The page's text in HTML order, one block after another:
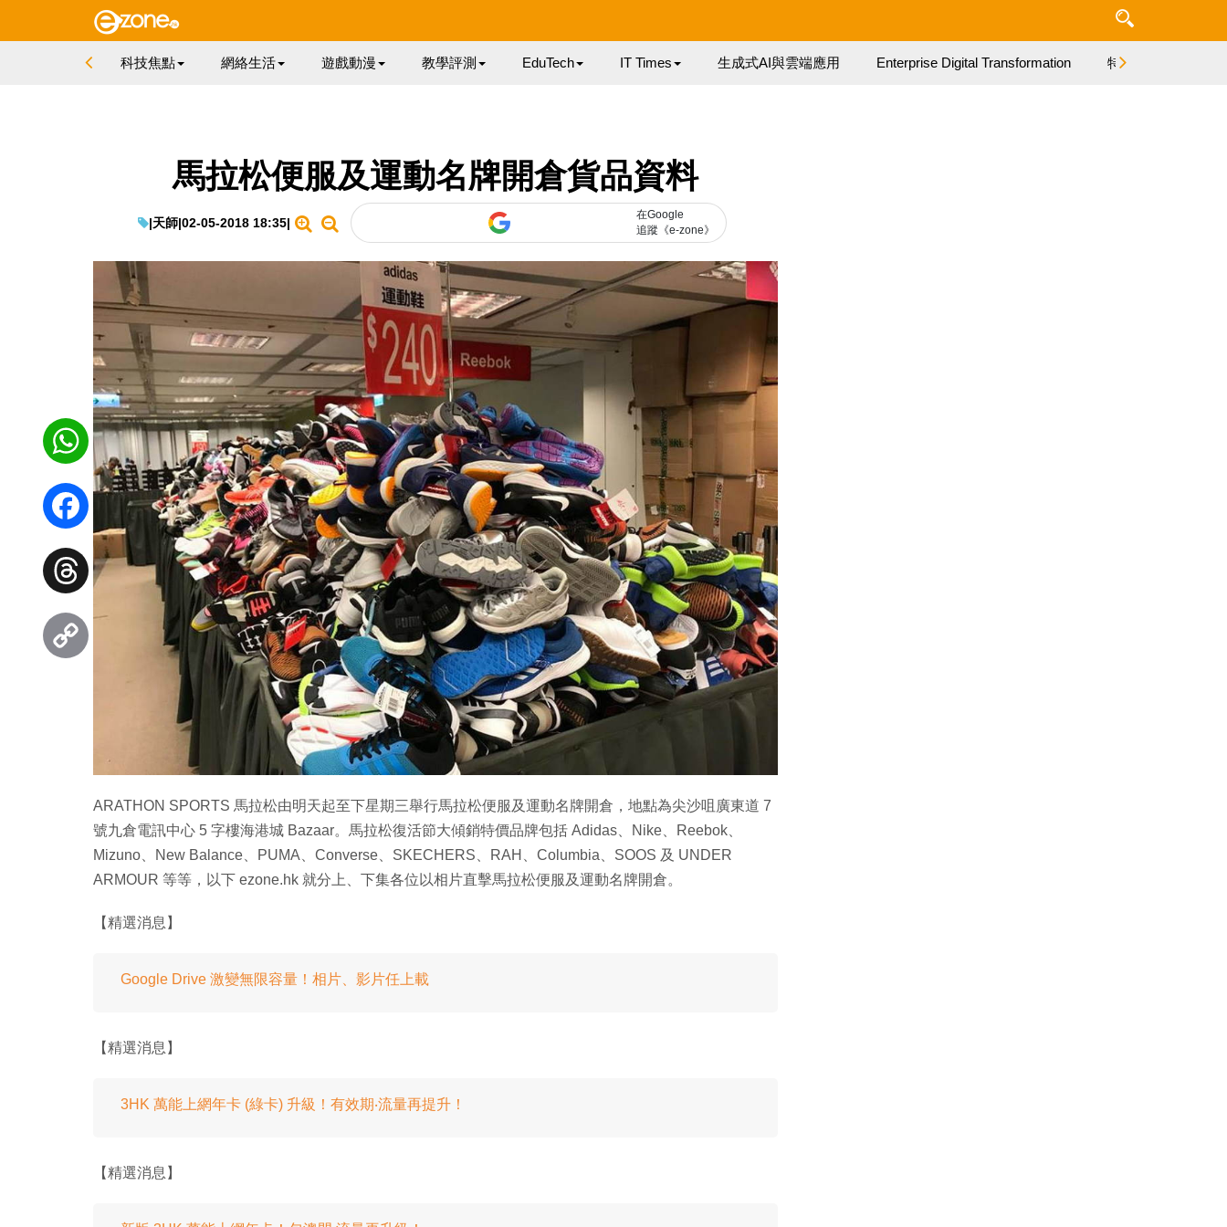
科技焦點 網絡生活 遊戲動漫 教學評測 EduTech IT Times 生成式AI與雲端應用 Enterprise Digital Transformation 特集
馬拉松便服及運動名牌開倉貨品資料
|天師|02-05-2018 18:35|
在Google
追蹤《e-zone》
ARATHON SPORTS 馬拉松由明天起至下星期三舉行馬拉松便服及運動名牌開倉，地點為尖沙咀廣東道 7
號九倉電訊中心 5 字樓海港城 Bazaar。馬拉松復活節大傾銷特價品牌包括 Adidas、Nike、Reebok、
Mizuno、New Balance、PUMA、Converse、SKECHERS、RAH、Columbia、SOOS 及 UNDER
ARMOUR 等等，以下 ezone.hk 就分上、下集各位以相片直擊馬拉松便服及運動名牌開倉。
【精選消息】
Google Drive 激變無限容量！相片、影片任上載
【精選消息】
3HK 萬能上網年卡 (綠卡) 升級！有效期‧流量再提升！
【精選消息】
WhatsApp
Facebook
Threads